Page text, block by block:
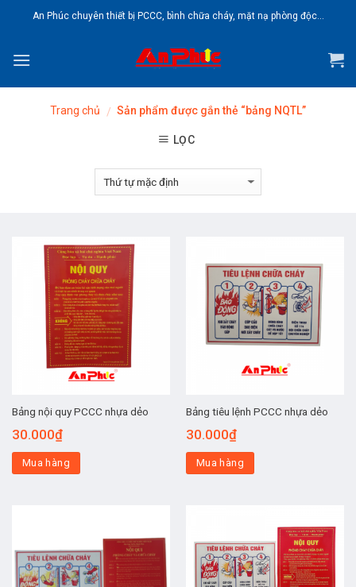
An Phúc chuyên thiết bị PCCC, bình chữa cháy, mặt nạ phòng độc...
Trang chủ / Sản phẩm được gắn thẻ “bảng NQTL”
LỌC
Bảng nội quy PCCC nhựa dẻo
30.000₫
Mua hàng
Bảng tiêu lệnh PCCC nhựa dẻo
30.000₫
Mua hàng